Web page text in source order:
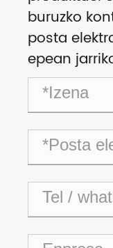
buruzko
posta
epean